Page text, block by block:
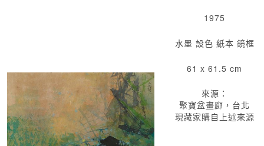
1975
水墨 設色 紙本 鏡框
61 x 61.5 cm
來源：
聚寶盆畫廊，台北
現藏家購自上述來源